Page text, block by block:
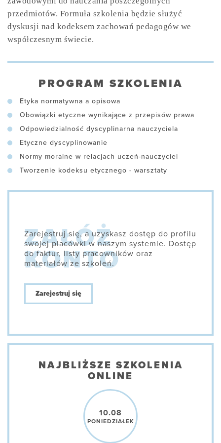
przedmiotów. Formuła szkolenia będzie służyć
dyskusji nad kodeksem zachowań pedagogów we
współczesnym świecie.
PROGRAM SZKOLENIA
Etyka normatywna a opisowa
Obowiązki etyczne wynikające z przepisów prawa
Odpowiedzialność dyscyplinarna nauczyciela
Etyczne dyscyplinowanie
Normy moralne w relacjach uczeń-nauczyciel
Tworzenie kodeksu etycznego - warsztaty
Zarejestruj się, a uzyskasz dostęp do profilu
swojej placówki w naszym systemie. Dostęp
do faktur, listy pracowników oraz
materiałów ze szkoleń.
Zarejestruj się
NAJBLIŻSZE SZKOLENIA
ONLINE
10.08
PONIEDZIAŁEK